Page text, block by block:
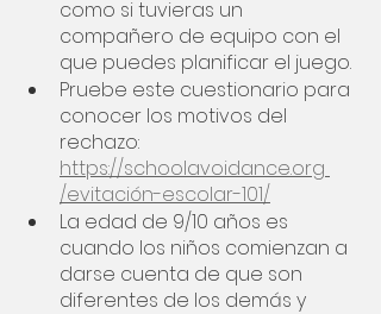
como si tuvieras un
compañero de equipo con el
que puedes planificar el juego.
Pruebe este cuestionario para
conocer los motivos del
rechazo:
https://schoolavoidance.org
/evitación-escolar-101/
La edad de 9/10 años es
cuando los niños comienzan a
darse cuenta de que son
diferentes de los demás y